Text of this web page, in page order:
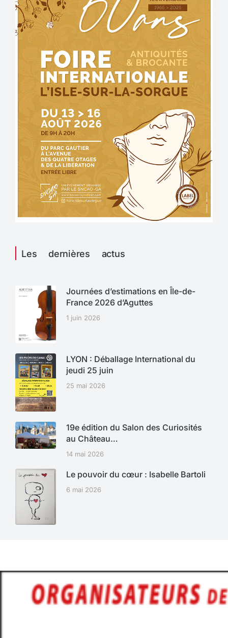
Les dernières actus
Journées d’estimations en Île-de-
France 2026 d’Aguttes
1 juin 2026
LYON : Déballage International du
jeudi 25 juin
25 mai 2026
19e édition du Salon des Curiosités
au Château…
14 mai 2026
Le pouvoir du cœur : Isabelle Bartoli
6 mai 2026